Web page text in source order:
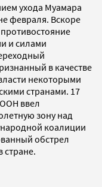
ухода Муамара
февраля. Вскоре
и силами
в качестве
некоторыми
странами. 17
ООН ввел
зону над
коалиции
обстрел
стране.